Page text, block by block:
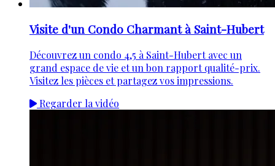
Visite d'un Condo Charmant à Saint-Hubert
Découvrez un condo 4,5 à Saint-Hubert avec un
grand espace de vie et un bon rapport qualité-prix.
Visitez les pièces et partagez vos impressions.
Regarder la vidéo